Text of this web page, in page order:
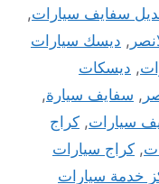
سفايف سيارات,
, ديسك سيارات
, ديسكات
, سفايف سيارة,
سيارات, كراج
, كراج سيارات
خدمة سيارات